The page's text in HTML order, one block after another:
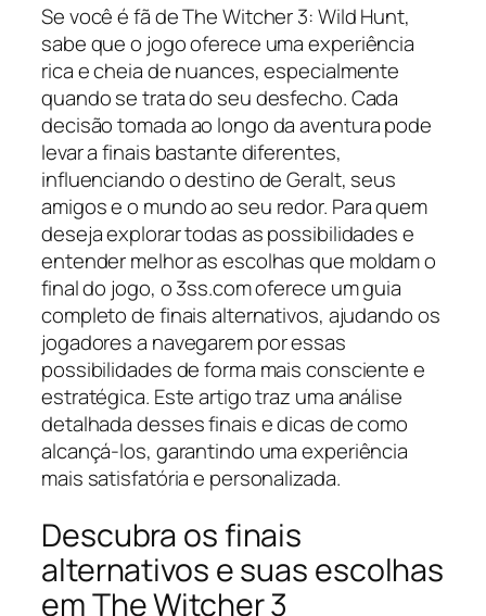
Se você é fã de The Witcher 3: Wild Hunt,
sabe que o jogo oferece uma experiência
rica e cheia de nuances, especialmente
quando se trata do seu desfecho. Cada
decisão tomada ao longo da aventura pode
levar a finais bastante diferentes,
influenciando o destino de Geralt, seus
amigos e o mundo ao seu redor. Para quem
deseja explorar todas as possibilidades e
entender melhor as escolhas que moldam o
final do jogo, o 3ss.com oferece um guia
completo de finais alternativos, ajudando os
jogadores a navegarem por essas
possibilidades de forma mais consciente e
estratégica. Este artigo traz uma análise
detalhada desses finais e dicas de como
alcançá-los, garantindo uma experiência
mais satisfatória e personalizada.
Descubra os finais
alternativos e suas escolhas
em The Witcher 3